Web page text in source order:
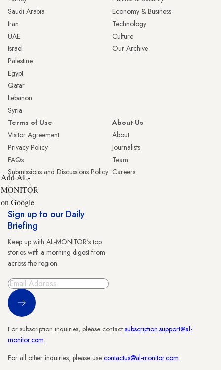
Saudi Arabia
Iran
UAE
Israel
Palestine
Egypt
Qatar
Lebanon
Syria
Economy & Business
Technology
Culture
Our Archive
Terms of Use
Visitor Agreement
Privacy Policy
FAQs
Submissions and Discussions Policy
About Us
About
Journalists
Team
Careers
Add AL-
MONITOR
on Google
Sign up to our Daily
Briefing
Keep up with AL-MONITOR's top
stories with a morning digest from
across the region.
Sign Up
For subscription inquiries, please contact subscription.support@al-
monitor.com.
For all other inquiries, please use contactus@al-monitor.com.